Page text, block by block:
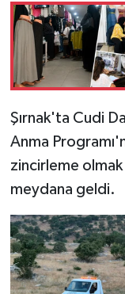
Şırnak'ta Cudi
Anma
zincirleme olmak
meydana geldi.